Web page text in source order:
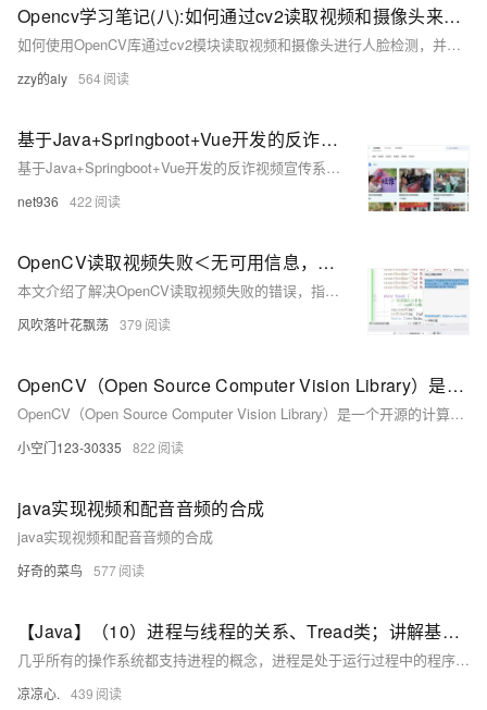
Opencv学习笔记(八):如何通过cv2读取视频和摄像头来进行人脸检测(jetson nano)
如何使用OpenCV库通过cv2模块读取视频和摄像头进行人脸检测，并提供了相应的代码示例。
zzy的aly 564
基于Java+Springboot+Vue开发的反诈视频宣传系统
基于Java+Springboot+Vue开发的反诈视频宣传系统（前后端分离），这是一项为大学生课程设计作业而开发的项目。该系统旨在帮助大学生学习并掌握Java编程技能，同时锻炼他们的项目设计与开发能力。通过学习基于Java的反诈视频宣传管理系统项目，大学生可以在实践中学习和提升自己的能力，为以后的职业发展打下坚实基础。
net936 422
OpenCV读取视频失败＜无可用信息，未为 opencv_world453.dll 加载任何符号＞ cv::VideoCapture
本文介绍了解决OpenCV读取视频失败的错误，指出问题通常由视频路径错误或摄像头索引错误导致，并提供了相应的解决方法。
风吹落叶花飘荡 379
OpenCV（Open Source Computer Vision Library）是一个开源的计算机视觉和机器学习库，它提供了大量的函数和工具，用于处理图像和视频数据。
OpenCV（Open Source Computer Vision Library）是一个开源的计算机视觉和机器学习库，它提供了大量的函数和工具，用于处理图像和视频数据。
小空门123-30335 822
java实现视频和配音音频的合成
java实现视频和配音音频的合成
好奇的菜鸟 577
【Java】（10）进程与线程的关系、Tread类；讲解基本线程安全、网络编程内容；JSON序列化与反序列化
几乎所有的操作系统都支持进程的概念，进程是处于运行过程中的程序，并且具有一定的独立功能，进程是系统进行资源分配和调度的一个独立单位一般而言，进程包含如下三个特征。独立性动态性并发性。
凉凉心. 439